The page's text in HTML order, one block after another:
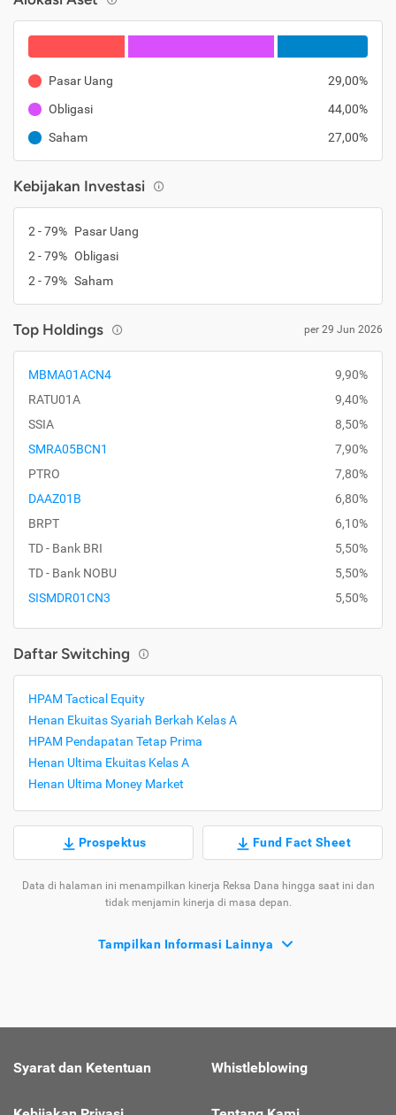
Pasar Uang
29,00%
Obligasi
44,00%
Saham
27,00%
Kebijakan Investasi
2 - 79% Pasar Uang
2 - 79% Obligasi
2 - 79% Saham
Top Holdings per 29 Jun 2026
MBMA01ACN4
9,90%
RATU01A
9,40%
SSIA
8,50%
SMRA05BCN1
7,90%
PTRO
7,80%
DAAZ01B
6,80%
BRPT
6,10%
TD - Bank BRI
5,50%
TD - Bank NOBU
5,50%
SISMDR01CN3
5,50%
Daftar Switching
HPAM Tactical Equity
Henan Ekuitas Syariah Berkah Kelas A
HPAM Pendapatan Tetap Prima
Henan Ultima Ekuitas Kelas A
Henan Ultima Money Market
Prospektus Fund Fact Sheet
Data di halaman ini menampilkan kinerja Reksa Dana hingga saat ini dan
tidak menjamin kinerja di masa depan.
Tampilkan Informasi Lainnya
Syarat dan Ketentuan Whistleblowing